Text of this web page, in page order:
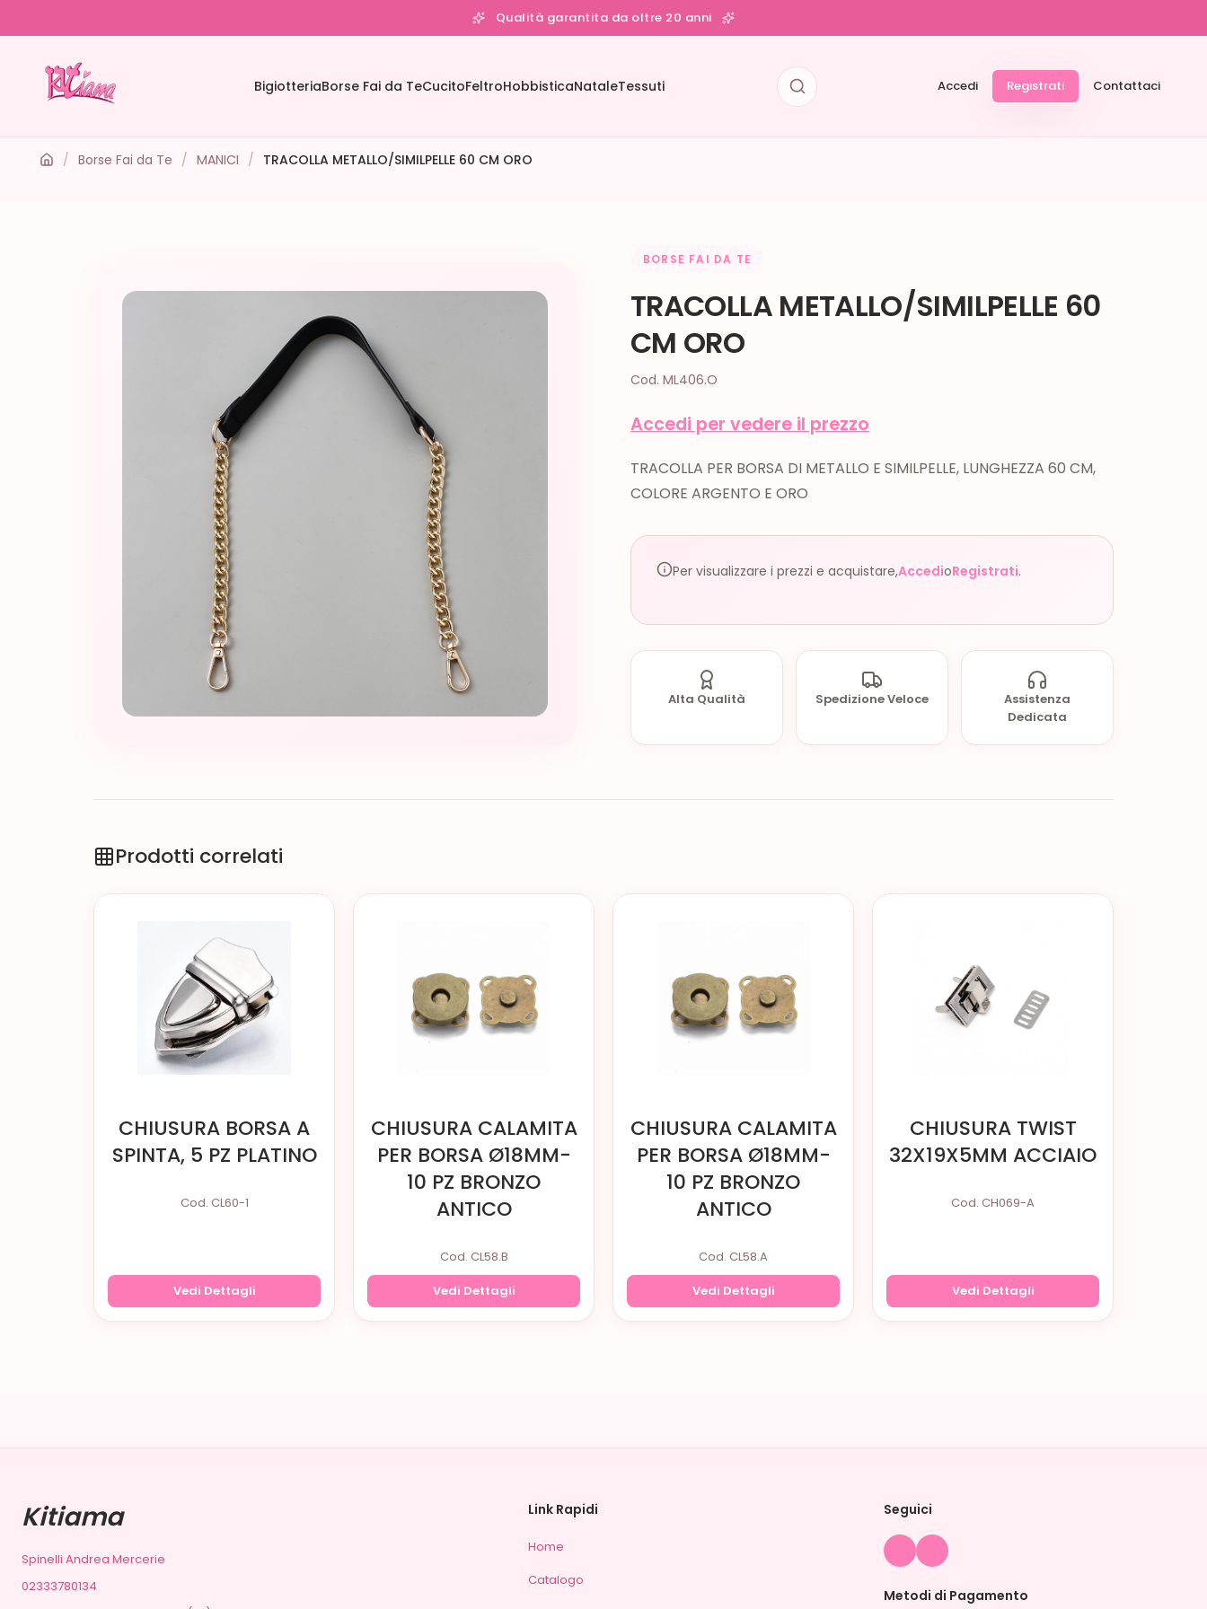
Qualità garantita da oltre 20 anni
BigiotteriaBorse Fai da TeCucitoFeltroHobbisticaNataleTessuti Accedi Registrati Contattaci
/ Borse Fai da Te / MANICI / TRACOLLA METALLO/SIMILPELLE 60 CM ORO
BORSE FAI DA TE
TRACOLLA METALLO/SIMILPELLE 60
CM ORO
Cod. ML406.O
Accedi per vedere il prezzo
TRACOLLA PER BORSA DI METALLO E SIMILPELLE, LUNGHEZZA 60 CM,
COLORE ARGENTO E ORO
Per visualizzare i prezzi e acquistare,AccedioRegistrati.
Alta Qualità Spedizione Veloce
Assistenza
Dedicata
Prodotti correlati
CHIUSURA BORSA A
SPINTA, 5 PZ PLATINO
Cod. CL60-1
Vedi Dettagli
CHIUSURA CALAMITA
PER BORSA Ø18MM-
10 PZ BRONZO
ANTICO
Cod. CL58.B
Vedi Dettagli
CHIUSURA CALAMITA
PER BORSA Ø18MM-
10 PZ BRONZO
ANTICO
Cod. CL58.A
Vedi Dettagli
CHIUSURA TWIST
32X19X5MM ACCIAIO
Cod. CH069-A
Vedi Dettagli
Kitiama
Spinelli Andrea Mercerie
02333780134
Link Rapidi
Home
Catalogo
Seguici
Metodi di Pagamento